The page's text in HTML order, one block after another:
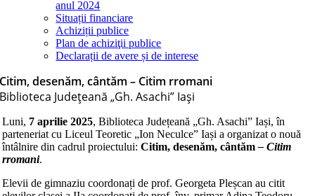
anul 2024
Situații financiare
Achiziții publice
Plan de achiziţii publice
Declarații de avere și de interese
Citim, desenăm, cântăm – Citim rromani
Biblioteca Judeţeană „Gh. Asachi” Iaşi
Luni, 7 aprilie 2025, Biblioteca Județeană „Gh. Asachi” Iași, în
parteneriat cu Liceul Teoretic „Ion Neculce” Iași a organizat o nouă
întâlnire din cadrul proiectului: Citim, desenăm, cântăm– Citim
rromani.
Elevii de gimnaziu coordonați de prof. Georgeta Pleșcan au citit